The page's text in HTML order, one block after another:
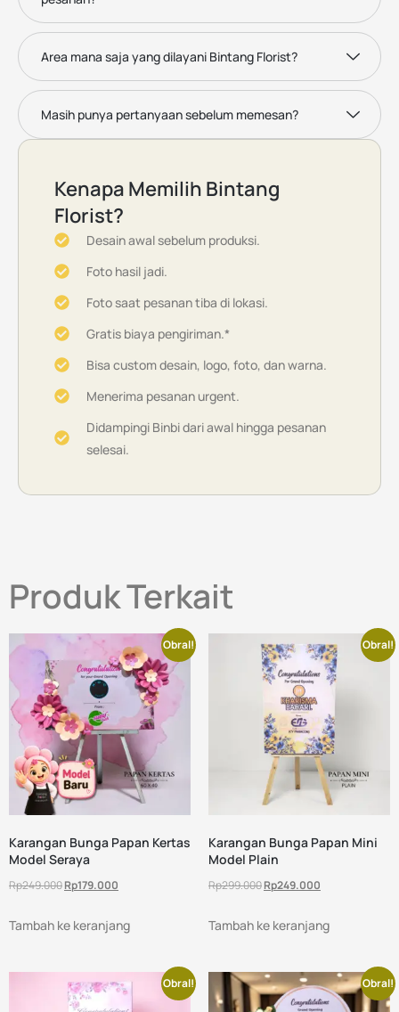
Area mana saja yang dilayani Bintang Florist?
Masih punya pertanyaan sebelum memesan?
Kenapa Memilih Bintang
Florist?
Desain awal sebelum produksi.
Foto hasil jadi.
Foto saat pesanan tiba di lokasi.
Gratis biaya pengiriman.*
Bisa custom desain, logo, foto, dan warna.
Menerima pesanan urgent.
Didampingi Binbi dari awal hingga pesanan
selesai.
Produk Terkait
Obral!
Karangan Bunga Papan Kertas
Model Seraya
Rp249.000Rp179.000
Tambah ke keranjang
Obral!
Karangan Bunga Papan Mini
Model Plain
Rp299.000Rp249.000
Tambah ke keranjang
Obral! Obral!